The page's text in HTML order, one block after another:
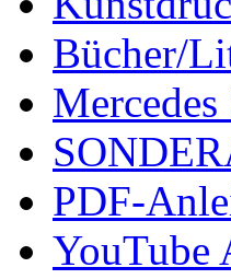
Bücher/
PDF-
YouTube